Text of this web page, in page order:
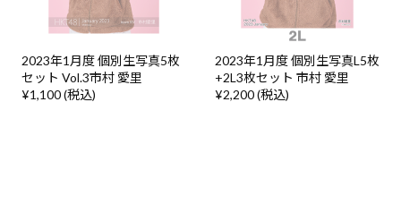
2023年1月度 個別生写真5枚
セット Vol.3市村 愛里
¥1,100 (税込)
2023年1月度 個別生写真L5枚
+2L3枚セット 市村 愛里
¥2,200 (税込)